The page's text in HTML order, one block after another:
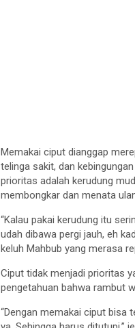
Memakai ciput dianggap
telinga sakit, dan
prioritas adalah kerudung
membongkar dan menata
“Kalau pakai kerudung itu
udah dibawa pergi jauh, eh
keluh Mahbub yang merasa
Ciput tidak menjadi prioritas
pengetahuan bahwa rambut
“Dengan memakai ciput